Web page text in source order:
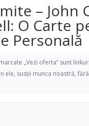
– John
O Carte
Personală
„Vezi oferta” sunt
ele, susții munca noastră,